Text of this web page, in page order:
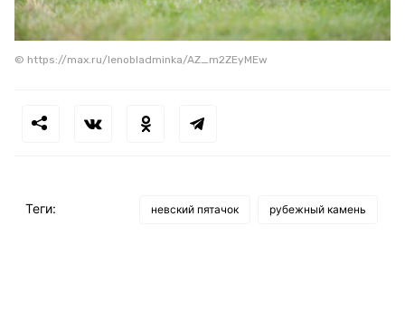
© https://max.ru/lenobladminka/AZ_m2ZEyMEw
Теги: невский пятачок рубежный камень